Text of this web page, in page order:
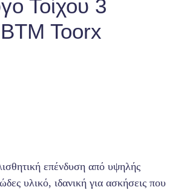
Τοίχου 3
Toorx
επένδυση από υψηλής
υλικό, ιδανική για ασκήσεις που